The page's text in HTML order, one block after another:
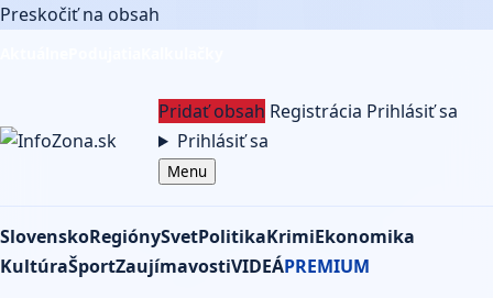
Preskočiť na obsah
Pridať obsah Registrácia Prihlásiť sa
Prihlásiť sa
Menu
SlovenskoRegiónySvetPolitikaKrimiEkonomika
KultúraŠportZaujímavostiVIDEÁPREMIUM